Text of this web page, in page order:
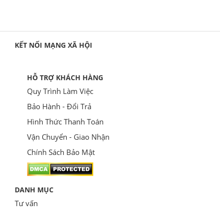
KẾT NỐI MẠNG XÃ HỘI
HỖ TRỢ KHÁCH HÀNG
Quy Trình Làm Việc
Bảo Hành - Đổi Trả
Hình Thức Thanh Toán
Vận Chuyển - Giao Nhận
Chính Sách Bảo Mật
DANH MỤC
Tư vấn